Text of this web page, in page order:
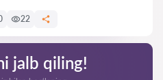
22
jalb qiling!